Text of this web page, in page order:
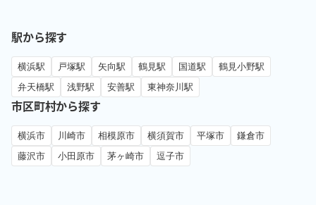
駅から探す
横浜駅 戸塚駅 矢向駅 鶴見駅 国道駅
鶴見小野駅
弁天橋駅
浅野駅 安善駅 東神奈川駅
市区町村から探す
横浜市 川崎市 相模原市 横須賀市 平塚市
鎌倉市
藤沢市
小田原市 茅ヶ崎市 逗子市